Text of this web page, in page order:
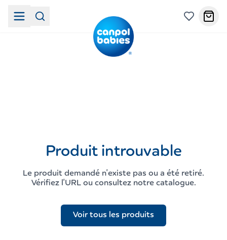
Produit introuvable
Le produit demandé n'existe pas ou a été retiré.
Vérifiez l'URL ou consultez notre catalogue.
Voir tous les produits